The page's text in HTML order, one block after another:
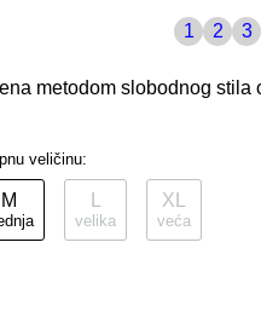
1 2 3
metodom slobodnog
veličinu:
M
velika
XL
veća